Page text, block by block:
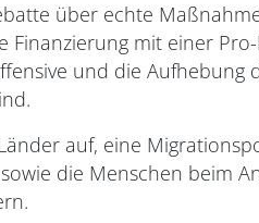
über echte
Finanzierung mit einer
und die Aufhebung
auf, eine
die Menschen beim